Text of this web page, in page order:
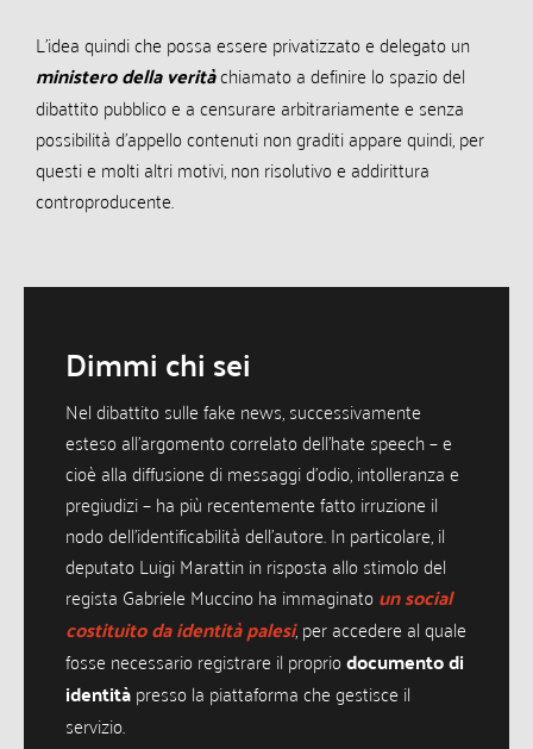
L’idea quindi che possa essere privatizzato e delegato un
ministero della veritàchiamato a definire lo spazio del
dibattito pubblico e a censurare arbitrariamente e senza
possibilità d’appello contenuti non graditi appare quindi, per
questi e molti altri motivi, non risolutivo e addirittura
controproducente.
Dimmi chi sei
Nel dibattito sulle fake news, successivamente
esteso all’argomento correlato dell’hate speech – e
cioè alla diffusione di messaggi d’odio, intolleranza e
pregiudizi – ha più recentemente fatto irruzione il
nodo dell’identificabilità dell’autore. In particolare, il
deputato Luigi Marattin in risposta allo stimolo del
regista Gabriele Muccino ha immaginatoun social
costituito da identità palesi, per accedere al quale
fosse necessario registrare il propriodocumento di
identitàpresso la piattaforma che gestisce il
servizio.